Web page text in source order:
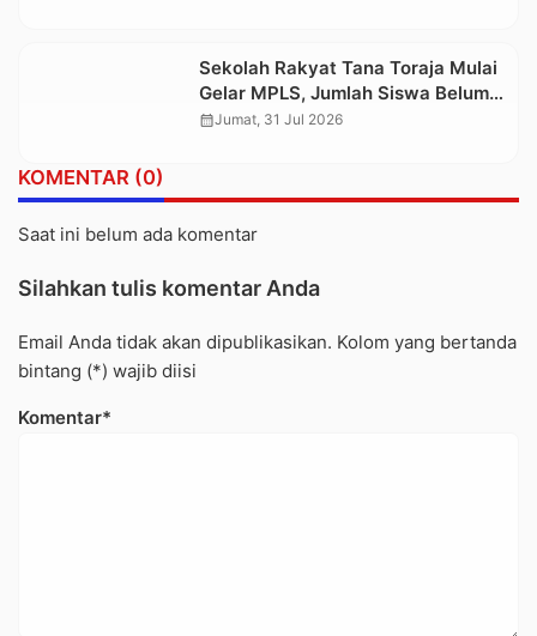
Sekolah Rakyat Tana Toraja Mulai
Gelar MPLS, Jumlah Siswa Belum
Terpenuhi, Pembangunan Gedung
calendar_monthJumat, 31 Jul 2026
KOMENTAR (0)
Saat ini belum ada komentar
Silahkan tulis komentar Anda
Email Anda tidak akan dipublikasikan. Kolom yang bertanda
bintang (*) wajib diisi
Komentar*